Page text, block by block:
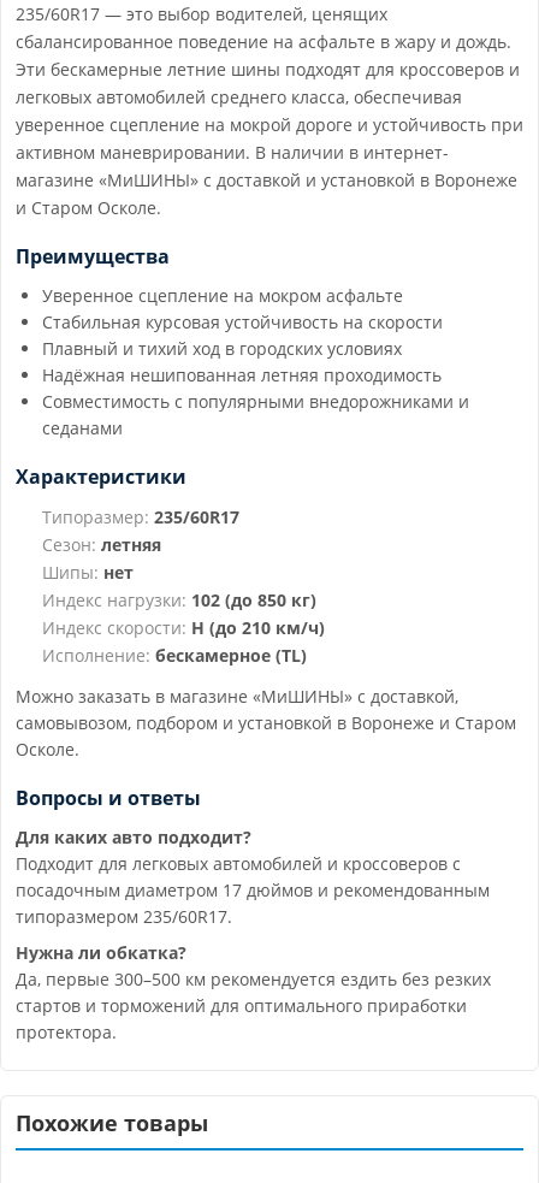
235/60R17 — это выбор водителей, ценящих
сбалансированное поведение на асфальте в жару и дождь.
Эти бескамерные летние шины подходят для кроссоверов и
легковых автомобилей среднего класса, обеспечивая
уверенное сцепление на мокрой дороге и устойчивость при
активном маневрировании. В наличии в интернет-
магазине «МиШИНЫ» с доставкой и установкой в Воронеже
и Старом Осколе.
Преимущества
Уверенное сцепление на мокром асфальте
Стабильная курсовая устойчивость на скорости
Плавный и тихий ход в городских условиях
Надёжная нешипованная летняя проходимость
Совместимость с популярными внедорожниками и
седанами
Характеристики
Типоразмер: 235/60R17
Сезон: летняя
Шипы: нет
Индекс нагрузки: 102 (до 850 кг)
Индекс скорости: H (до 210 км/ч)
Исполнение: бескамерное (TL)
Можно заказать в магазине «МиШИНЫ» с доставкой,
самовывозом, подбором и установкой в Воронеже и Старом
Осколе.
Вопросы и ответы
Для каких авто подходит?
Подходит для легковых автомобилей и кроссоверов с
посадочным диаметром 17 дюймов и рекомендованным
типоразмером 235/60R17.
Нужна ли обкатка?
Да, первые 300–500 км рекомендуется ездить без резких
стартов и торможений для оптимального приработки
протектора.
Похожие товары